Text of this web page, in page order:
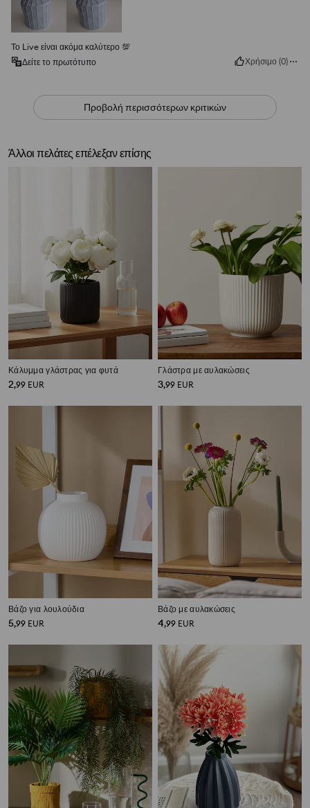
Το Live είναι ακόμα καλύτερο 💯
Δείτε το πρωτότυπο
Χρήσιμο (0)
Προβολή περισσότερων κριτικών
Άλλοι πελάτες επέλεξαν επίσης
Κάλυμμα γλάστρας για φυτά
2,99 EUR
Γλάστρα με αυλακώσεις
3,99 EUR
Βάζο για λουλούδια
5,99 EUR
Βάζο με αυλακώσεις
4,99 EUR